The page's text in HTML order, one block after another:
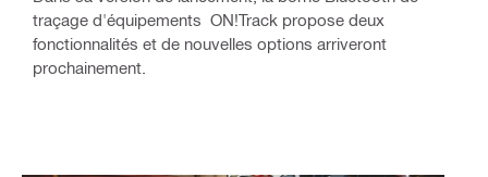
traçage d'équipements ON!Track propose deux
fonctionnalités et de nouvelles options arriveront
prochainement.